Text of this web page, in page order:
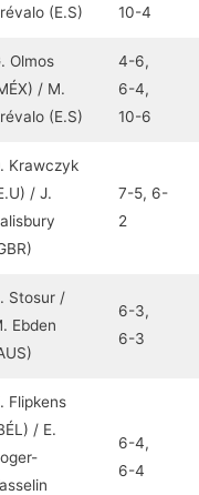
(E.S)
10-4
Olmos
/ M.
(E.S)
4-6,
6-4,
10-6
Krawczyk
/ J.
7-5, 6-
2
Stosur /
Ebden
6-3,
6-3
Flipkens
/ E.
6-4,
6-4